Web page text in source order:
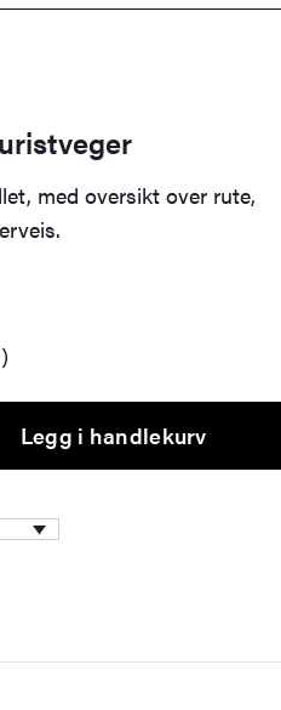
med oversikt over rute,
Legg i handlekurv